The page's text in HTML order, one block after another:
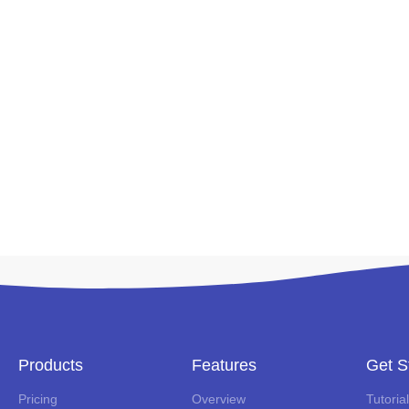
Products
Pricing
Features
Overview
Get